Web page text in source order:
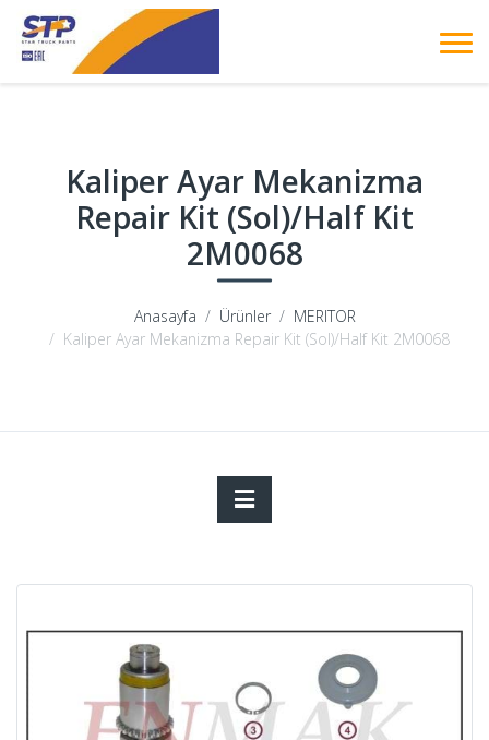
Kaliper Ayar Mekanizma
Repair Kit (Sol)/Half Kit
2M0068
Anasayfa Ürünler
MERITOR
Kaliper Ayar Mekanizma Repair Kit (Sol)/Half Kit 2M0068